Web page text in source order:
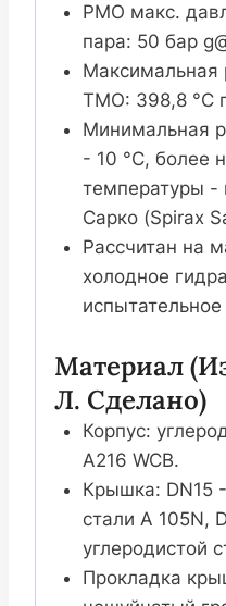
PMO макс.
пара: 50 бар
Максимальная
TMO: 398,8 °C
Минимальная
- 10 °C, более
температуры -
Сарко (Spirax
Рассчитан на
холодное
Материал
Л. Сделано)
Корпус:
A216 WCB.
Крышка: DN15
стали A 105N,
углеродистой
Прокладка